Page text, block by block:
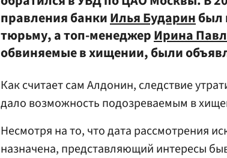
правления банкиИлья Бударинбыл
тюрьму, а топ-менеджерИрина
обвиняемые в хищении, были
Как считает сам Алдонин, следствие
дало возможность подозреваемым в
Несмотря на то, что дата рассмотрения
назначена, представляющий интересы